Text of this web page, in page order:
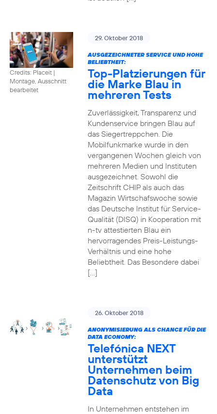
Credits: Placeit |
Montage, Ausschnitt
bearbeitet
29. Oktober 2018
AUSGEZEICHNETER SERVICE UND HOHE
BELIEBTHEIT:
Top-Platzierungen für
die Marke Blau in
mehreren Tests
Zuverlässigkeit, Transparenz und
Kundenservice bringen Blau auf
das Siegertreppchen. Die
Mobilfunkmarke wurde in den
vergangenen Wochen gleich von
mehreren Medien und Instituten
ausgezeichnet. Sowohl die
Zeitschrift CHIP als auch das
Magazin Wirtschafswoche sowie
das Deutsche Institut für Service-
Qualität (DISQ) in Kooperation mit
n-tv attestierten Blau ein
hervorragendes Preis-Leistungs-
Verhältnis und eine hohe
Beliebtheit. Das Besondere dabei
[…]
26. Oktober 2018
ANONYMISIERUNG ALS CHANCE FÜR DIE
DATA ECONOMY:
Telefónica NEXT
unterstützt
Unternehmen beim
Datenschutz von Big
Data
In Unternehmen entstehen im